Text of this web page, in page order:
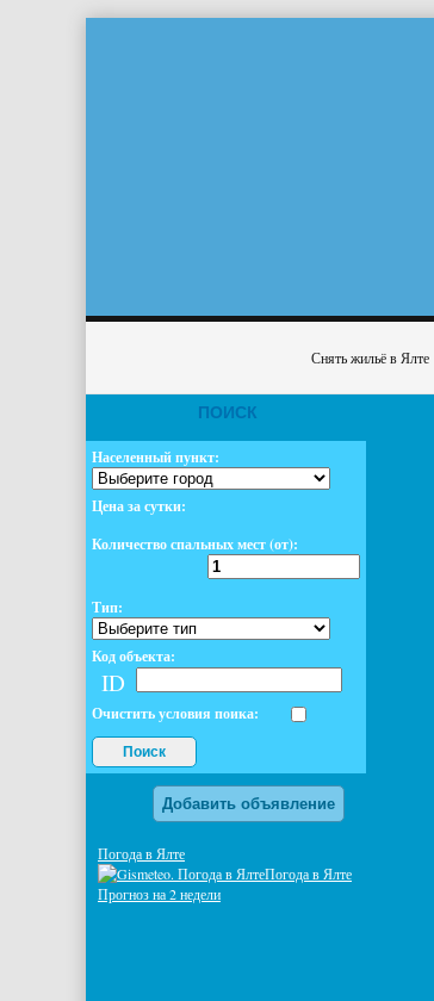
Снять жильё в Ялте
ПОИСК
Населенный пункт:
Цена за сутки:
Количество спальных мест (от):
Тип:
Код объекта:
ID
Очистить условия поика:
Поиск
Добавить объявление
Погода в Ялте
Погода в Ялте
Прогноз на 2 недели